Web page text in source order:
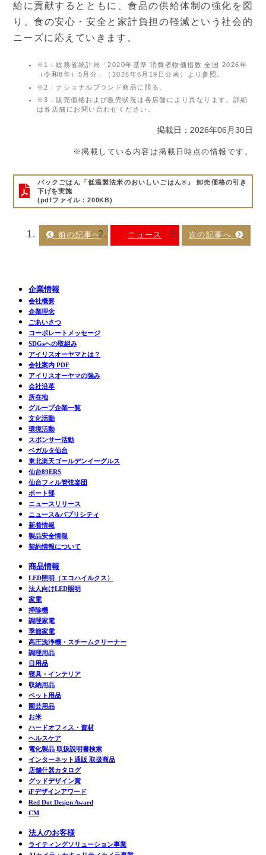
給に貢献するとともに、食品の供給体制の強化を図
り、食の安心・安全と家計負担の軽減という社会的
ニーズに応えていきます。
※1：総務省統計局「2020年基準 消費者物価指数 全国 2026年
（令和8年）5月分」（2026年6月19日公表）より参照。
※2：ナショナルブランド商品に限る。
※3：販売価格および販売状況は各店舗により異なります。詳細
は各店舗にお問い合わせください。
掲載日：2026年06月30日
※掲載している内容は掲載日時点の情報です。
パックごはん「低温製法米のおいしいごはん®」 卸売価格の引き
下げを実施
(pdfファイル：200KB)
ニュース
企業情報
会社概要
企業理念
ごあいさつ
コーポレートメッセージ
SDGsへの取組み
アイリスオーヤマとは？
会社案内 PDF
アイリスオーヤマの強み
会社沿革
所在地
グループ企業一覧
文化活動
環境活動
スポンサー活動
ベガルタ仙台
東北楽天ゴールデンイーグルス
仙台89ERS
仙台フィル管弦楽団
ボート部
ニュースリリース
ニュース&パブリシティ
新着情報
製品安全情報
契約情報について
商品情報
LED照明（エコハイルクス）
法人向けLED照明
家電
掃除機
調理家電
季節家電
高圧洗浄機・スチームクリーナー
調理用品
日用品
寝具・インテリア
収納用品
ペット用品
園芸用品
お米
ハードオフィス・資材
ヘルスケア
電化製品 取扱説明書検索
インターネット通販 取扱商品
店舗什器カタログ
グッドデザイン賞
iFデザインアワード
Red Dot Design Award
CM
法人のお客様
ライティングソリューション事業